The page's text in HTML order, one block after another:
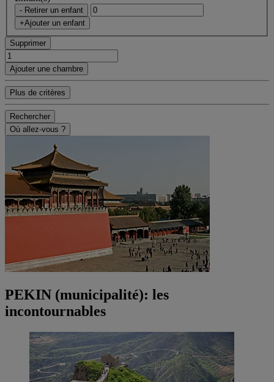
- Retirer un enfant
+Ajouter un enfant
Supprimer
Ajouter une chambre
Plus de critères
Rechercher
Où allez-vous ?
PEKIN (municipalité): les
incontournables